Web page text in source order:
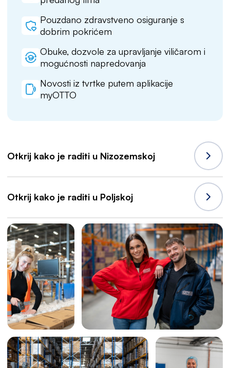
Pouzdano zdravstveno osiguranje s
dobrim pokrićem
Obuke, dozvole za upravljanje viličarom i
mogućnosti napredovanja
Novosti iz tvrtke putem aplikacije
myOTTO
Otkrij kako je raditi u Nizozemskoj
Otkrij kako je raditi u Poljskoj